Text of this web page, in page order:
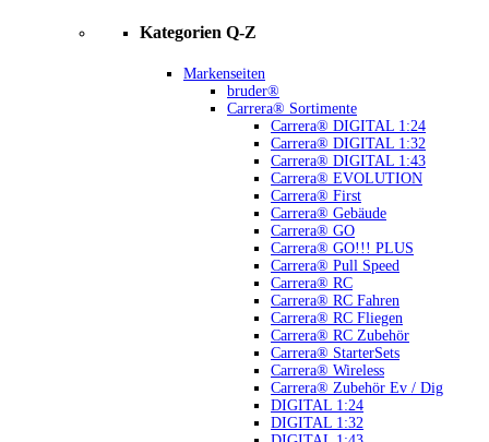
Kategorien Q-Z
Markenseiten
bruder®
Carrera® Sortimente
Carrera® DIGITAL 1:24
Carrera® DIGITAL 1:32
Carrera® DIGITAL 1:43
Carrera® EVOLUTION
Carrera® First
Carrera® Gebäude
Carrera® GO
Carrera® GO!!! PLUS
Carrera® Pull Speed
Carrera® RC
Carrera® RC Fahren
Carrera® RC Fliegen
Carrera® RC Zubehör
Carrera® StarterSets
Carrera® Wireless
Carrera® Zubehör Ev / Dig
DIGITAL 1:24
DIGITAL 1:32